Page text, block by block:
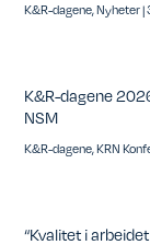
K&R-dagene,Nyheter|
K&R-dagene
NSM
K&R-dagene,KRN
“Kvalitet i